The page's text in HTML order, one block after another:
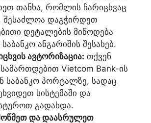
თანხა, რომლის ჩარიცხვაც
შესაძლოა დაგჭირდეთ
დეტალების მიწოდება
ანგარიშის შესახებ.
ავტორიზაცია: თქვენ
Vietcom Bank-ის
საბანკო პორტალზე, სადაც
სისტემაში და
გადახდა.
და დაასრულეთ